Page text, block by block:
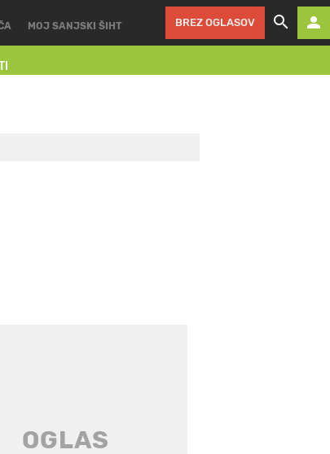
MOJ SANJSKI ŠIHT BREZ OGLASOV